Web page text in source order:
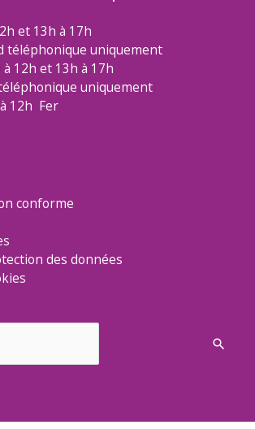
et 13h à 17h
téléphonique uniquement
12h et 13h à 17h
uniquement
12h Fer
conforme
des données